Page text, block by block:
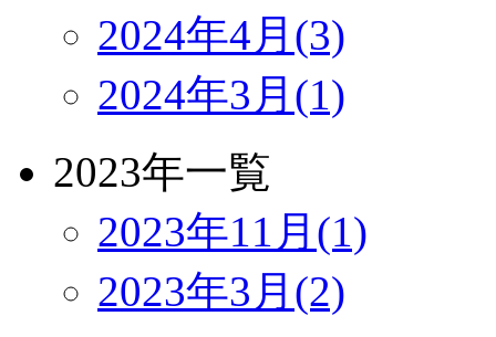
2024年4月(3)
2024年3月(1)
2023年一覧
2023年11月(1)
2023年3月(2)